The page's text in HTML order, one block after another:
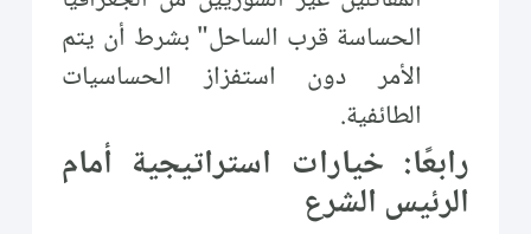
الحساسة قرب الساحل" بشرط أن يتم
الأمر دون استفزاز الحساسيات
الطائفية.
رابعًا: خيارات استراتيجية أمام
الرئيس الشرع